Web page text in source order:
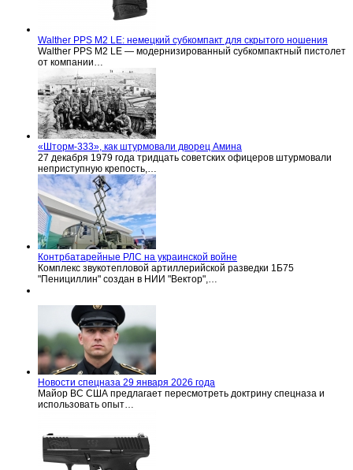
Walther PPS M2 LE: немецкий субкомпакт для скрытого ношения
Walther PPS M2 LE — модернизированный субкомпактный пистолет
от компании…
«Шторм-333», как штурмовали дворец Амина
27 декабря 1979 года тридцать советских офицеров штурмовали
неприступную крепость,…
Контрбатарейные РЛС на украинской войне
Комплекс звукотепловой артиллерийской разведки 1Б75
"Пенициллин" создан в НИИ "Вектор",…
Новости спецназа 29 января 2026 года
Майор ВС США предлагает пересмотреть доктрину спецназа и
использовать опыт…